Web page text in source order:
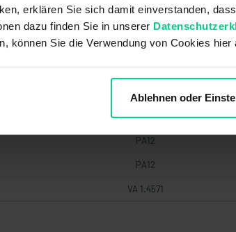
erklären Sie sich damit einverstanden,
dazu finden Sie in unserer
können Sie die Verwendung von Cookies hier
Ablehnen oder
0,65 g/cm^3
39 mm
FKM (Viton)
PVC
PA12
PA12
VA 1.4571